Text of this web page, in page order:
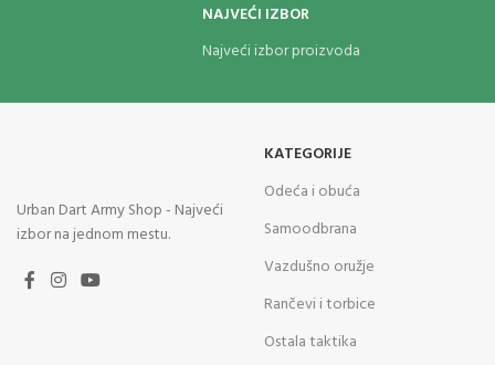
NAJVEĆI IZBOR
Najveći izbor proizvoda
Urban Dart Army Shop - Najveći
izbor na jednom mestu.
KATEGORIJE
Odeća i obuća
Samoodbrana
Vazdušno oružje
Rančevi i torbice
Ostala taktika